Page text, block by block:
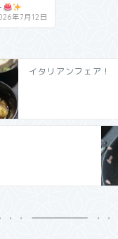
年7月12日
イタリアンフェア！